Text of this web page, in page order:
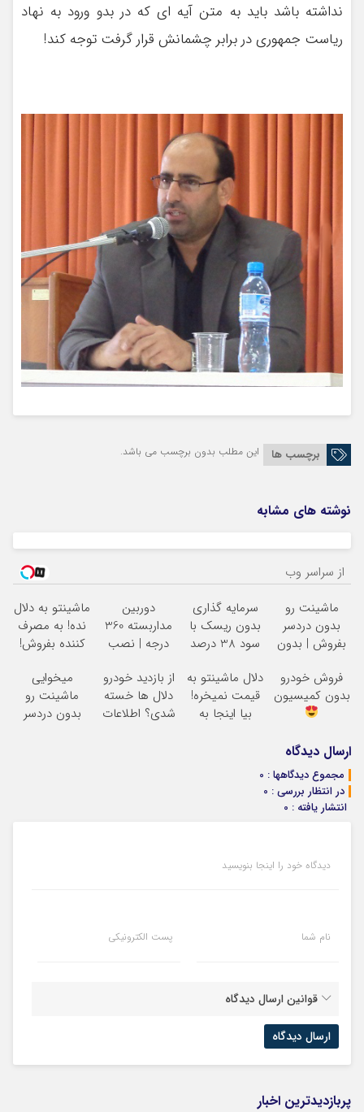
نداشته باشد باید به متن آیه ای که در بدو ورود به نهاد
ریاست جمهوری در برابر چشمانش قرار گرفت توجه کند!
برچسب ها این مطلب بدون برچسب می باشد.
نوشته های مشابه
از سراسر وب
ماشینت رو
بدون دردسر
بفروش | بدون
سرمایه گذاری
بدون ریسک با
سود 38 درصد
دوربین
مداربسته 360
درجه | نصب
ماشینتو به دلال
نده! به مصرف
کننده بفروش!
یک تماس
فروش خودرو
بدون کمیسیون
دلال ماشینتو به
قیمت نمیخره!
بیا اینجا به
از بازدید خودرو
دلال ها خسته
شدی؟ اطلاعات
میخوایی
ماشینت رو
بدون دردسر
ارسال دیدگاه
مجموع دیدگاهها : 0
در انتظار بررسی : 0
انتشار یافته : 0
دیدگاه خود را اینجا بنویسید
نام شما پست الکترونیکی
قوانین ارسال دیدگاه
پربازدیدترین اخبار